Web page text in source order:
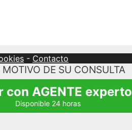
- Contacto
MOTIVO DE SU CONSULTA
con AGENTE experto
Disponible 24 horas